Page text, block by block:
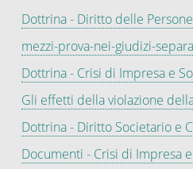
Dottrina - Diritto delle
mezzi-prova-nei-giudizi-
Dottrina - Crisi di Impresa e
Gli effetti della violazione
Dottrina - Diritto Societario e
Documenti - Crisi di Impresa